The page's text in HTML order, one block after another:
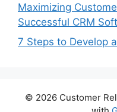
Maximizing
Successful CRM
7 Steps to Develop
© 2026 Customer